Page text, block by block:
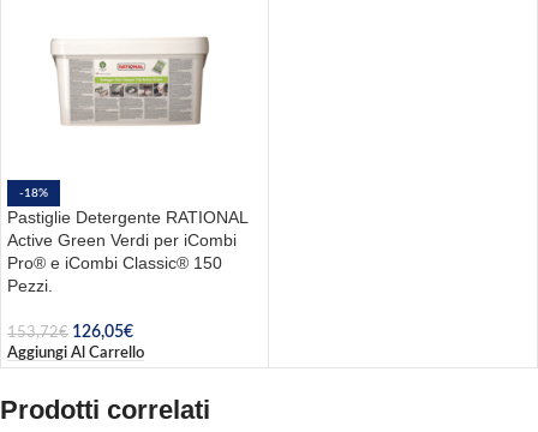
-18%
Pastiglie Detergente RATIONAL
Active Green Verdi per iCombi
Pro® e iCombi Classic® 150
Pezzi.
153,72€ 126,05€
Aggiungi Al Carrello
Prodotti correlati